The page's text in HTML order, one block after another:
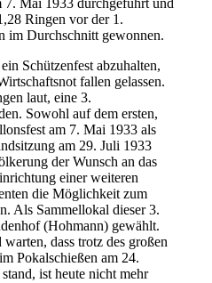
7. Mai 1933 durchgeführt und
Ringen vor der 1.
im Durchschnitt gewonnen.
Schützenfest abzuhalten,
fallen gelassen.
laut, eine 3.
Sowohl auf dem ersten,
am 7. Mai 1933 als
am 29. Juli 1933
der Wunsch an das
einer weiteren
die Möglichkeit zum
Als Sammellokal dieser 3.
(Hohmann) gewählt.
dass trotz des großen
Pokalschießen am 24.
ist heute nicht mehr